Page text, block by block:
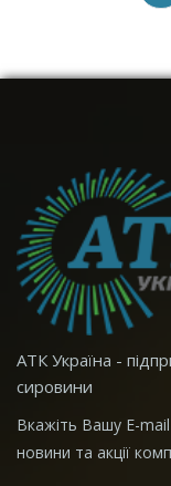
АТК Україна -
сировини
Вкажіть Вашу E-
новини та акції